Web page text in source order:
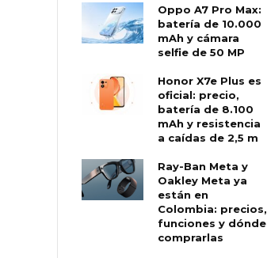
Oppo A7 Pro Max:
batería de 10.000
mAh y cámara
selfie de 50 MP
Honor X7e Plus es
oficial: precio,
batería de 8.100
mAh y resistencia
a caídas de 2,5 m
Ray-Ban Meta y
Oakley Meta ya
están en
Colombia: precios,
funciones y dónde
comprarlas